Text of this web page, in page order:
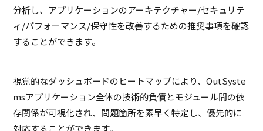
分析し、アプリケーションのアーキテクチャー/セキュリテ
ィ/パフォーマンス/保守性を改善するための推奨事項を確認
することができます。
視覚的なダッシュボードのヒートマップにより、OutSyste
msアプリケーション全体の技術的負債とモジュール間の依
存関係が可視化され、問題箇所を素早く特定し、優先的に
対応することができます。